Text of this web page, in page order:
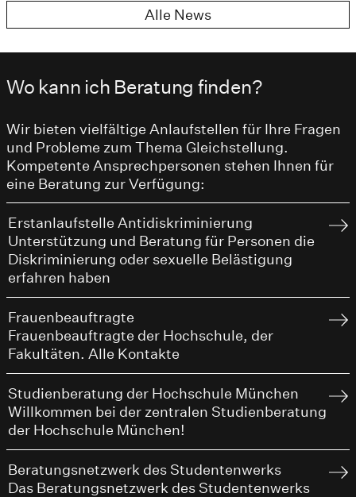
Alle News
Wo kann ich Beratung finden?
Wir bieten vielfältige Anlaufstellen für Ihre Fragen
und Probleme zum Thema Gleichstellung.
Kompetente Ansprechpersonen stehen Ihnen für
eine Beratung zur Verfügung:
Erstanlaufstelle Antidiskriminierung
Unterstützung und Beratung für Personen die
Diskriminierung oder sexuelle Belästigung
erfahren haben
Frauenbeauftragte
Frauenbeauftragte der Hochschule, der
Fakultäten. Alle Kontakte
Studienberatung der Hochschule München
Willkommen bei der zentralen Studienberatung
der Hochschule München!
Beratungsnetzwerk des Studentenwerks
Das Beratungsnetzwerk des Studentenwerks